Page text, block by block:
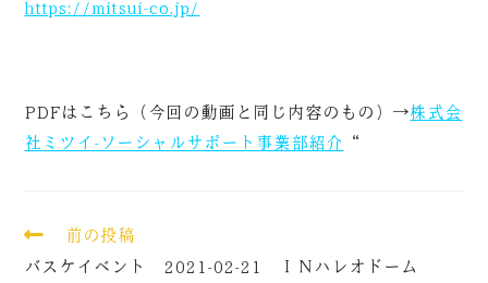
https://mitsui-co.jp/
PDFはこちら（今回の動画と同じ内容のもの）→株式会
社ミツイ-ソーシャルサポート事業部紹介
“
前の投稿
バスケイベント 2021-02-21 ＩＮハレオドーム